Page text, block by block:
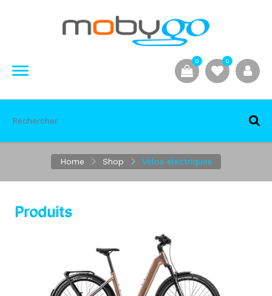
0 0
Home Shop Vélos électriques
Produits